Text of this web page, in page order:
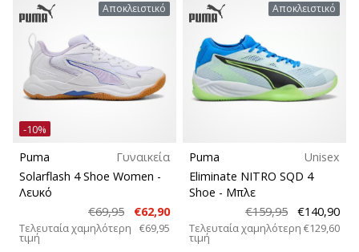
Αποκλειστικό
-10%
Puma
Γυναικεία
Solarflash 4 Shoe Women -
Λευκό
€69,95
€62,90
Τελευταία χαμηλότερη
τιμή
€69,95
Αποκλειστικό
Puma
Unisex
Eliminate NITRO SQD 4
Shoe - Μπλε
€159,95
€140,90
Τελευταία χαμηλότερη
τιμή
€129,60